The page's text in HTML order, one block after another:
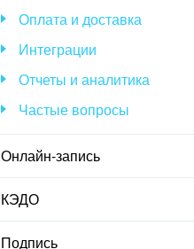
Оплата и доставка
Интеграции
Отчеты и аналитика
Частые вопросы
Онлайн-запись
КЭДО
Подпись